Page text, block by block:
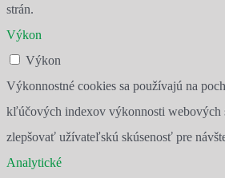
strán.
Výkon
Výkon
Výkonnostné cookies sa používajú na
kľúčových indexov výkonnosti webových
zlepšovať užívateľskú skúsenosť pre
Analytické